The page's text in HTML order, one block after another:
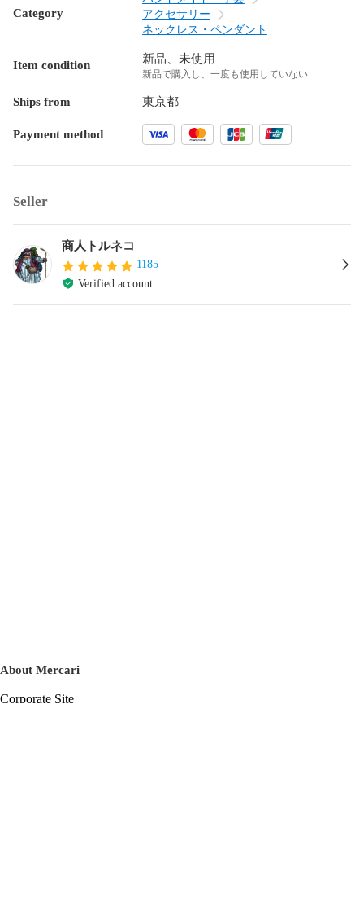
Category
アクセサリー
ネックレス・ペンダント
Item condition 新品、未使用
新品で購入し、一度も使用していない
Ships from 東京都
Payment method
Seller
商人トルネコ
1185
Verified account
About Mercari
Corporate Site